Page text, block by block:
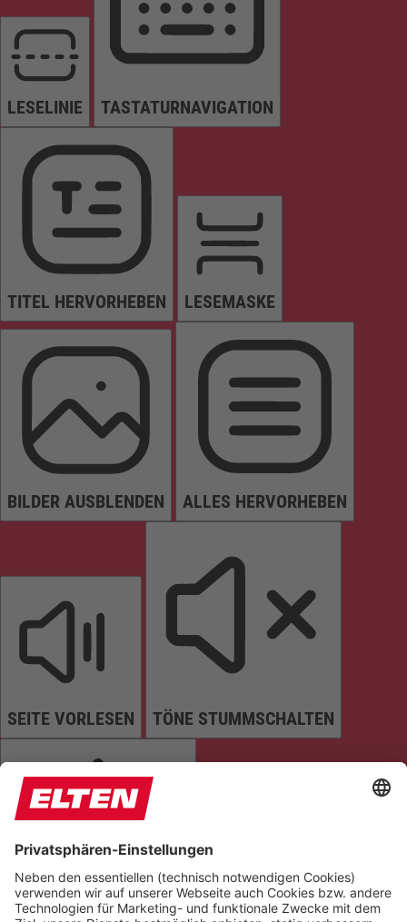
LESELINIE TASTATURNAVIGATION
TITEL HERVORHEBEN LESEMASKE
BILDER AUSBLENDEN ALLES HERVORHEBEN
SEITE VORLESEN TÖNE STUMMSCHALTEN